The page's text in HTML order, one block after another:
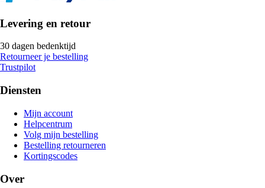
Levering en retour
30 dagen bedenktijd
Retourneer je bestelling
Trustpilot
Diensten
Mijn account
Helpcentrum
Volg mijn bestelling
Bestelling retourneren
Kortingscodes
Over